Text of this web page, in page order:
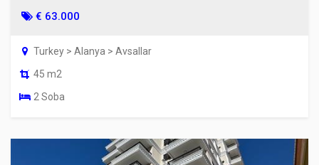
€ 63.000
Turkey > Alanya > Avsallar
45 m2
2 Soba